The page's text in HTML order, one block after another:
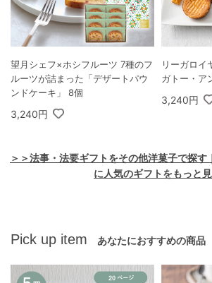
望月シェフ×ホシフルーツ 7種のフ
ルーツが詰まった「デザートパウ
ンドケーキ」 8個
3,240円
リーガロイ
ガトー・ア
3,240円
＞＞法事・法要ギフトをその他洋菓子で探す
に人気のギフトをもっと
Pick up item あなたにおすすめの商品